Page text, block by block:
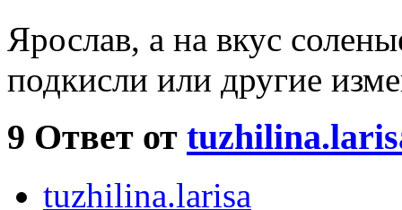
Ярослав, а на вкус
подкисли или другие
9 Ответ от
tuzhilina.larisa